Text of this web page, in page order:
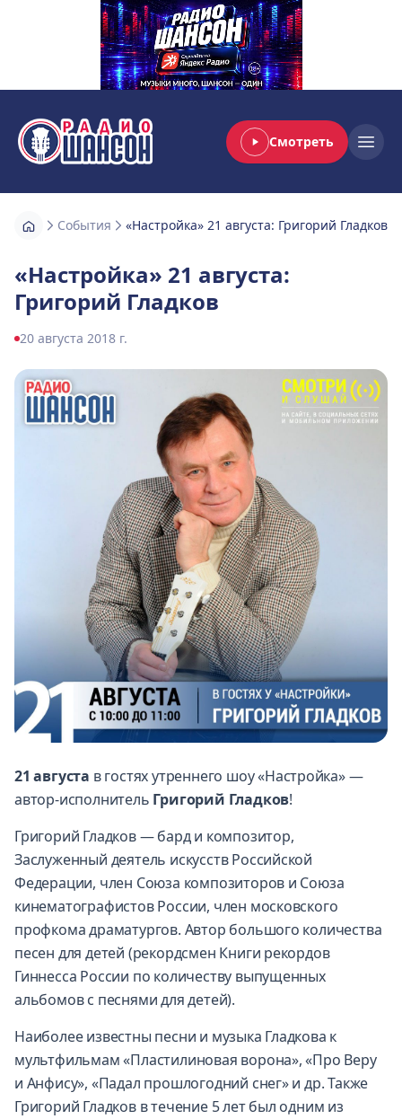
Радио Шансон Смотреть
События «Настройка» 21 августа: Григорий Гладков
«Настройка» 21 августа:
Григорий Гладков
20 августа 2018 г.
21 августа в гостях утреннего шоу «Настройка» —
автор-исполнитель Григорий Гладков!
Григорий Гладков — бард и композитор,
Заслуженный деятель искусств Российской
Федерации, член Союза композиторов и Союза
кинематографистов России, член московского
профкома драматургов. Автор большого количества
песен для детей (рекордсмен Книги рекордов
Гиннесса России по количеству выпущенных
альбомов с песнями для детей).
Наиболее известны песни и музыка Гладкова к
мультфильмам «Пластилиновая ворона», «Про Веру
и Анфису», «Падал прошлогодний снег» и др. Также
Григорий Гладков в течение 5 лет был одним из